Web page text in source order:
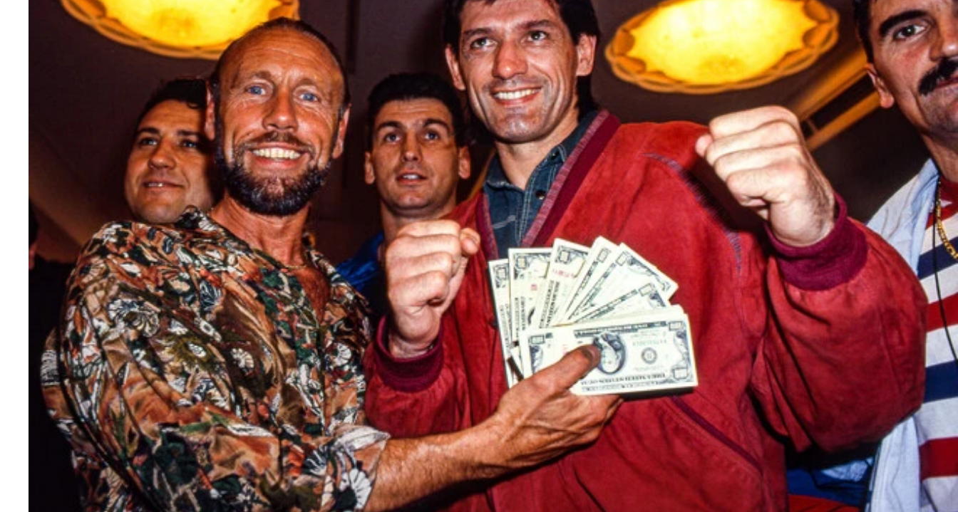
佐竹雅昭はキックボクシングデビュー戦となる1990年6月のドン・中矢・ニールセン戦に勝利。その3年後の再戦でも返り討ちにした
ピーター・アーツなど多くのヘビー級スターが生まれ、国民的人気スポーツとなったK-1